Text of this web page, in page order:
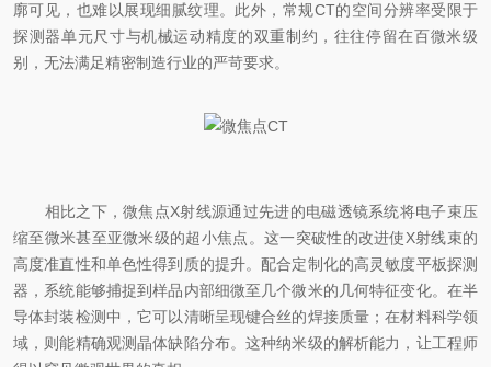
廓可见，也难以展现细腻纹理。此外，常规CT的空间分辨率受限于
探测器单元尺寸与机械运动精度的双重制约，往往停留在百微米级
别，无法满足精密制造行业的严苛要求。
相比之下，微焦点X射线源通过先进的电磁透镜系统将电子束压
缩至微米甚至亚微米级的超小焦点。这一突破性的改进使X射线束的
高度准直性和单色性得到质的提升。配合定制化的高灵敏度平板探测
器，系统能够捕捉到样品内部细微至几个微米的几何特征变化。在半
导体封装检测中，它可以清晰呈现键合丝的焊接质量；在材料科学领
域，则能精确观测晶体缺陷分布。这种纳米级的解析能力，让工程师